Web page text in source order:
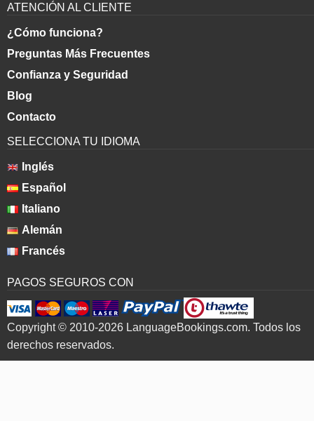
ATENCIÓN AL CLIENTE
¿Cómo funciona?
Preguntas Más Frecuentes
Confianza y Seguridad
Blog
Contacto
SELECCIONA TU IDIOMA
Inglés
Español
Italiano
Alemán
Francés
PAGOS SEGUROS CON
Copyright © 2010-2026 LanguageBookings.com. Todos los
derechos reservados.